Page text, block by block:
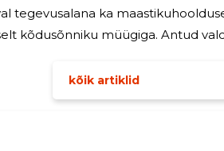
tegevusalana ka
müügiga. Antud valdkonnas on
kõik artiklid